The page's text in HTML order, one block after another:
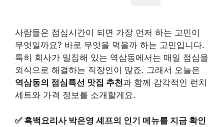
사람들은 점심시간이 되면 가장 먼저 하는 고민이
무엇일까요? 바로 무엇을 먹을까 하는 고민입니다.
특히 회사가 밀집해 있는 역삼동에서는 매일 점심을
외식으로 해결하는 직장인이 많죠. 그래서 오늘은
역삼동의 점심특선 맛집 추천과 함께 감각적인 런치
세트와 가격 정보를 소개할게요.
✅ 흑백요리사 박은영 셰프의 인기 메뉴를 지금 확인